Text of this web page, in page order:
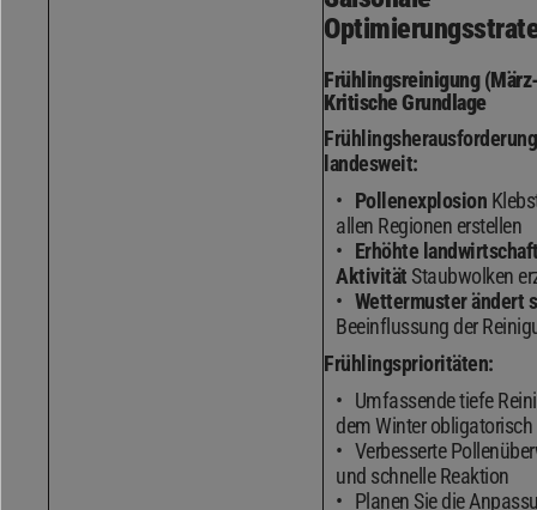
Frühlingsreinigung
Kritische Grundlage
landesweit:
Pollenexplosion
allen Regionen erstellen
Erhöhte
Aktivität Staubwolken
Wettermuster ändert
Beeinflussung der
Frühlingsprioritäten:
Umfassende tiefe
dem Winter obligatorisch
Verbesserte
und schnelle Reaktion
Planen Sie die